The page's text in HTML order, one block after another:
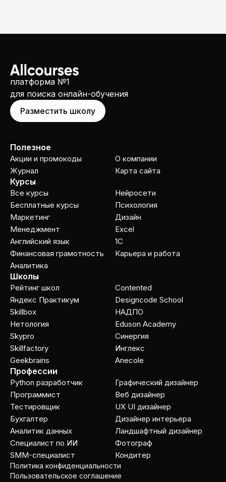
платформа №1
для поиска онлайн-обучения
Разместить школу
Полезное
Акции и промокоды
Журнал
О компании
Карта сайта
Курсы
Все курсы
Бесплатные курсы
Маркетинг
Менеджмент
Английский язык
Финансовая грамотность
Аналитика
Нейросети
Психология
Дизайн
Excel
1C
Карьера и работа
Школы
Рейтинг школ
Яндекс Практикум
Skillbox
Нетология
Skypro
Skillfactory
Geekbrains
Contented
Designcode School
НАДПО
Eduson Academy
Cинергия
Инглекс
Anecole
Профессии
Python разработчик
Программист
Тестировщик
Бухгалтер
Аналитик данных
Специалист по ИИ
SMM-специалист
Графический дизайнер
Веб дизайнер
UX UI дизайнер
Дизайнер интерьера
Ландшафтный дизайнер
Фотограф
Кондитер
Пользовательское соглашение
Политика конфиденциальности